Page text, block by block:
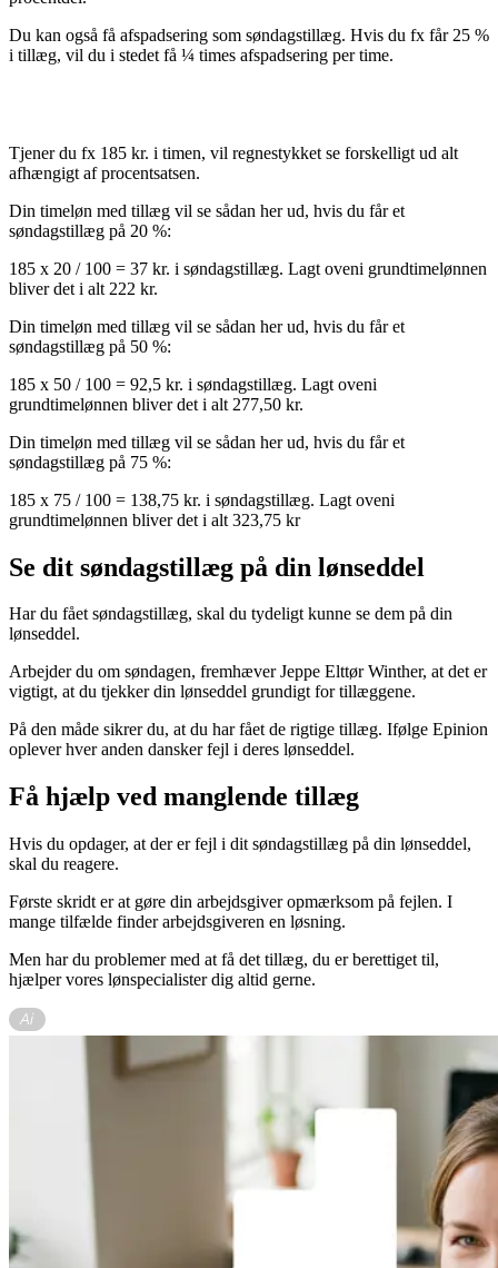
Du kan også få afspadsering som søndagstillæg. Hvis du fx får 25 %
i tillæg, vil du i stedet få ¼ times afspadsering per time.
Tjener du fx 185 kr. i timen, vil regnestykket se forskelligt ud alt
afhængigt af procentsatsen.
Din timeløn med tillæg vil se sådan her ud, hvis du får et
søndagstillæg på 20 %:
185 x 20 / 100 = 37 kr. i søndagstillæg. Lagt oveni grundtimelønnen
bliver det i alt 222 kr.
Din timeløn med tillæg vil se sådan her ud, hvis du får et
søndagstillæg på 50 %:
185 x 50 / 100 = 92,5 kr. i søndagstillæg. Lagt oveni
grundtimelønnen bliver det i alt 277,50 kr.
Din timeløn med tillæg vil se sådan her ud, hvis du får et
søndagstillæg på 75 %:
185 x 75 / 100 = 138,75 kr. i søndagstillæg. Lagt oveni
grundtimelønnen bliver det i alt 323,75 kr
Se dit søndagstillæg på din lønseddel
Har du fået søndagstillæg, skal du tydeligt kunne se dem på din
lønseddel.
Arbejder du om søndagen, fremhæver Jeppe Elttør Winther, at det er
vigtigt, at du tjekker din lønseddel grundigt for tillæggene.
På den måde sikrer du, at du har fået de rigtige tillæg. Ifølge Epinion
oplever hver anden dansker fejl i deres lønseddel.
Få hjælp ved manglende tillæg
Hvis du opdager, at der er fejl i dit søndagstillæg på din lønseddel,
skal du reagere.
Første skridt er at gøre din arbejdsgiver opmærksom på fejlen. I
mange tilfælde finder arbejdsgiveren en løsning.
Men har du problemer med at få det tillæg, du er berettiget til,
hjælper vores lønspecialister dig altid gerne.